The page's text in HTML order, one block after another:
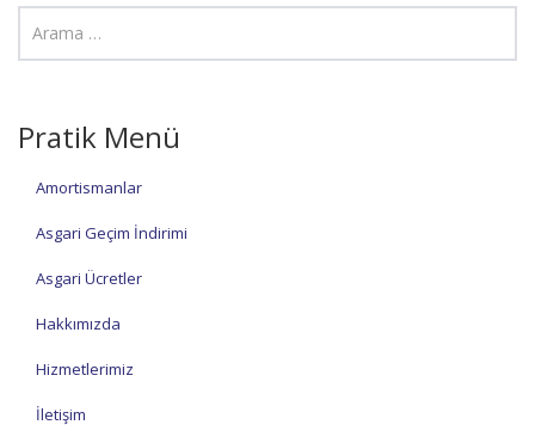
Pratik Menü
Amortismanlar
Asgari Geçim İndirimi
Asgari Ücretler
Hakkımızda
Hizmetlerimiz
İletişim